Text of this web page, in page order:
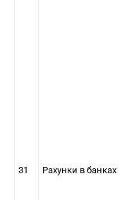
31 Рахунки в банках